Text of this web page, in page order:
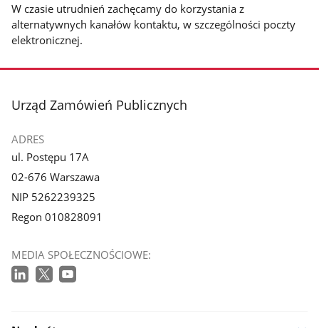
W czasie utrudnień zachęcamy do korzystania z
alternatywnych kanałów kontaktu, w szczególności poczty
elektronicznej.
stopka
Urząd Zamówień Publicznych
ADRES
ul. Postępu 17A
02-676 Warszawa
NIP 5262239325
Regon 010828091
MEDIA SPOŁECZNOŚCIOWE: